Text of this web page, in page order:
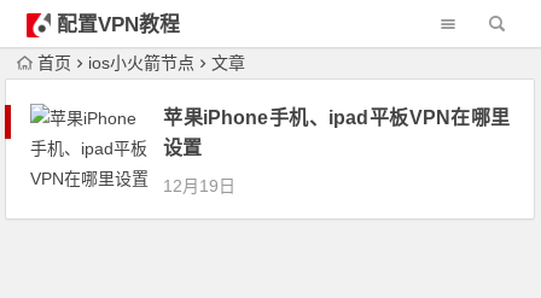
配置VPN教程
首页 ios小火箭节点 文章
苹果iPhone手机、ipad平板VPN在哪里
设置
12月19日